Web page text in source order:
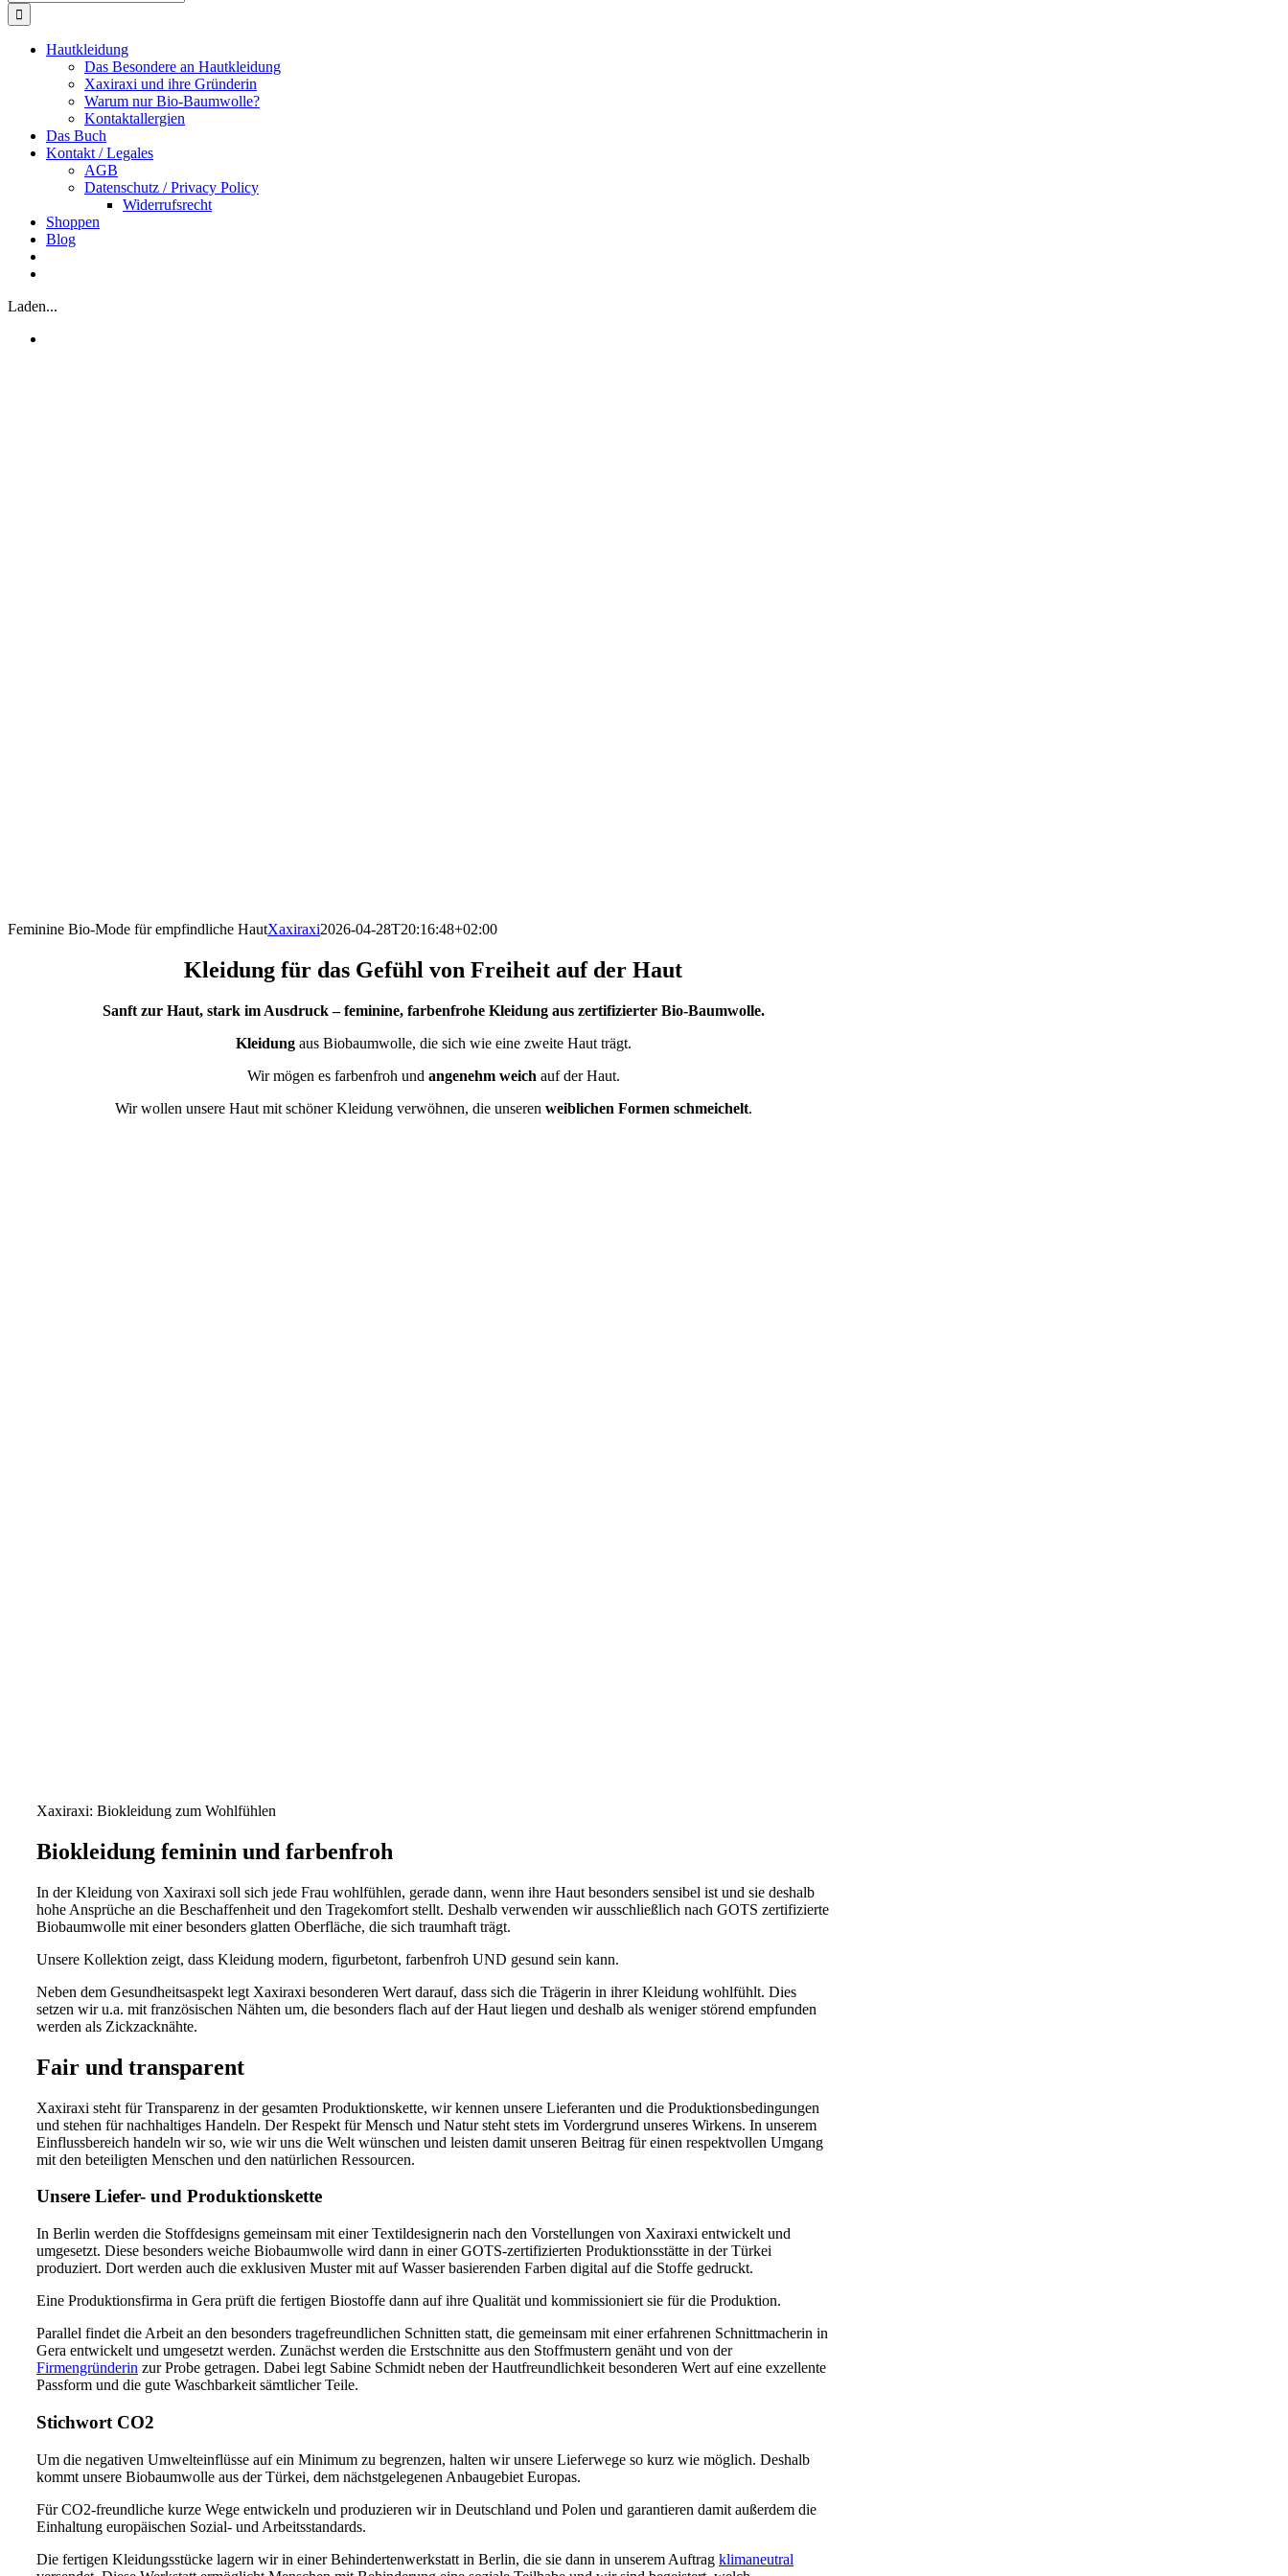
nach:
Hautkleidung
Das Besondere an Hautkleidung
Xaxiraxi und ihre Gründerin
Warum nur Bio-Baumwolle?
Kontaktallergien
Das Buch
Kontakt / Legales
AGB
Datenschutz / Privacy Policy
Widerrufsrecht
Shoppen
Blog
Laden...
Feminine Bio-Mode für empfindliche HautXaxiraxi2026-04-28T20:16:48+02:00
Kleidung für das Gefühl von Freiheit auf der Haut
Sanft zur Haut, stark im Ausdruck – feminine, farbenfrohe Kleidung aus zertifizierter Bio-Baumwolle.
Kleidungaus Biobaumwolle, die sich wie eine zweite Haut trägt.
Wir mögen es farbenfroh und angenehm weich auf der Haut.
Wir wollen unsere Haut mit schöner Kleidung verwöhnen, die unseren weiblichen Formen schmeichelt.
Xaxiraxi: Biokleidung zum Wohlfühlen
Biokleidung feminin und farbenfroh
In der Kleidung von Xaxiraxi soll sich jede Frau wohlfühlen, gerade dann, wenn ihre Haut besonders sensibel ist und sie deshalb
hohe Ansprüche an die Beschaffenheit und den Tragekomfort stellt. Deshalb verwenden wir ausschließlich nach GOTS zertifizierte
Biobaumwolle mit einer besonders glatten Oberfläche, die sich traumhaft trägt.
Unsere Kollektion zeigt, dass Kleidung modern, figurbetont, farbenfroh UND gesund sein kann.
Neben dem Gesundheitsaspekt legt Xaxiraxi besonderen Wert darauf, dass sich die Trägerin in ihrer Kleidung wohlfühlt. Dies
setzen wir u.a. mit französischen Nähten um, die besonders flach auf der Haut liegen und deshalb als weniger störend empfunden
werden als Zickzacknähte.
Fair und transparent
Xaxiraxi steht für Transparenz in der gesamten Produktionskette, wir kennen unsere Lieferanten und die Produktionsbedingungen
und stehen für nachhaltiges Handeln. Der Respekt für Mensch und Natur steht stets im Vordergrund unseres Wirkens. In unserem
Einflussbereich handeln wir so, wie wir uns die Welt wünschen und leisten damit unseren Beitrag für einen respektvollen Umgang
mit den beteiligten Menschen und den natürlichen Ressourcen.
Unsere Liefer- und Produktionskette
In Berlin werden die Stoffdesigns gemeinsam mit einer Textildesignerin nach den Vorstellungen von Xaxiraxi entwickelt und
umgesetzt. Diese besonders weiche Biobaumwolle wird dann in einer GOTS-zertifizierten Produktionsstätte in der Türkei
produziert. Dort werden auch die exklusiven Muster mit auf Wasser basierenden Farben digital auf die Stoffe gedruckt.
Eine Produktionsfirma in Gera prüft die fertigen Biostoffe dann auf ihre Qualität und kommissioniert sie für die Produktion.
Parallel findet die Arbeit an den besonders tragefreundlichen Schnitten statt, die gemeinsam mit einer erfahrenen Schnittmacherin in
Gera entwickelt und umgesetzt werden. Zunächst werden die Erstschnitte aus den Stoffmustern genäht und von der
Firmengründerin zur Probe getragen. Dabei legt Sabine Schmidt neben der Hautfreundlichkeit besonderen Wert auf eine exzellente
Passform und die gute Waschbarkeit sämtlicher Teile.
Stichwort CO2
Um die negativen Umwelteinflüsse auf ein Minimum zu begrenzen, halten wir unsere Lieferwege so kurz wie möglich. Deshalb
kommt unsere Biobaumwolle aus der Türkei, dem nächstgelegenen Anbaugebiet Europas.
Für CO2-freundliche kurze Wege entwickeln und produzieren wir in Deutschland und Polen und garantieren damit außerdem die
Einhaltung europäischen Sozial- und Arbeitsstandards.
Die fertigen Kleidungsstücke lagern wir in einer Behindertenwerkstatt in Berlin, die sie dann in unserem Auftrag klimaneutral